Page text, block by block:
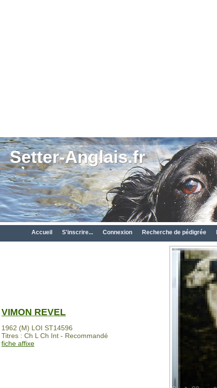
Setter-Anglais.fr
Accueil S'inscrire... Connexion Recherche de pédigrée
VIMON REVEL
1962 (M) LOI ST14596
Titres : Ch L Ch Int - Recommandé
fiche affixe